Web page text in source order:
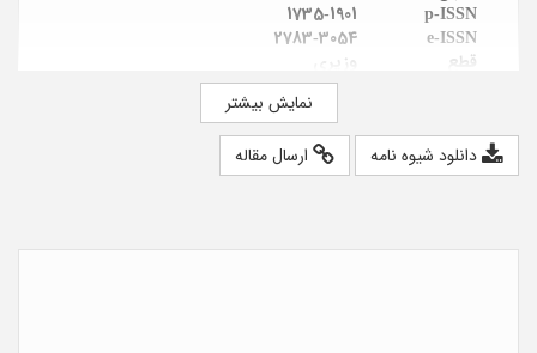
p-ISSN
1735-1901
e-ISSN
2783-3054
قطع
وزیری
فصلنامه
انجمن جامعه شناسی ایران
تلفن
88602692(021)
دورنگار
88602692(021)
آدرس اینترنتی
http://www.jsi-isa.ir
سر دبیر
فرهنگ ارشاد
نمایش بیشتر
دانلود شیوه نامه ارسال مقاله